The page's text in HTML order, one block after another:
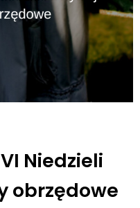
Niedzieli
obrzędowe